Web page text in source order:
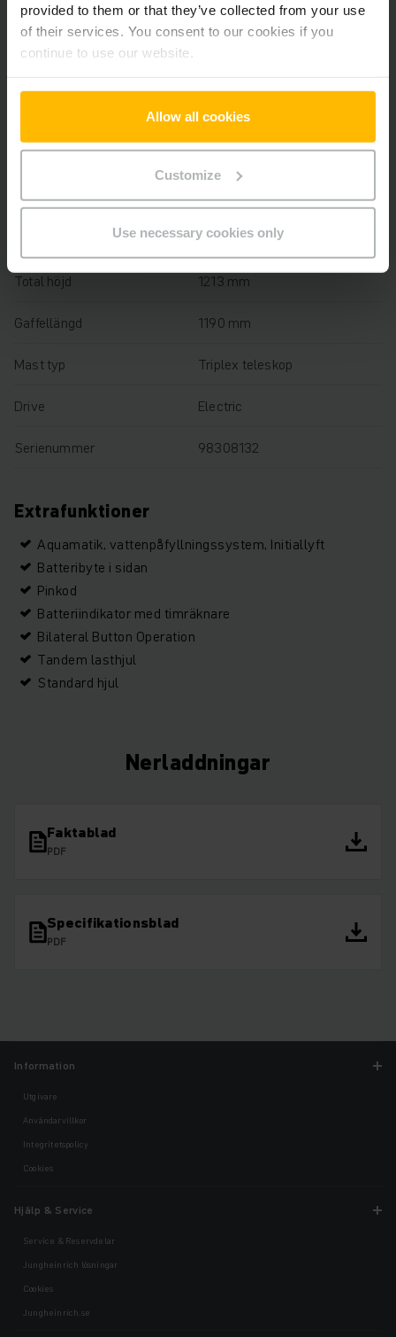
provided to them or that they’ve collected from your use
of their services. You consent to our cookies if you
continue to use our website.
Allow all cookies
Customize
Use necessary cookies only
Laddare Ja, V / A
2021
Lyfthöjd 2050 mm
Lastkapacitet 2200 kg
2321 h
Total höjd 1213 mm
Gaffellängd 1190 mm
Mast typ Triplex teleskop
Drive Electric
Serienummer 98308132
Extrafunktioner
Aquamatik, vattenpåfyllningssystem, Initiallyft
Batteribyte i sidan
Pinkod
Batteriindikator med timräknare
Bilateral Button Operation
Tandem lasthjul
Standard hjul
Nerladdningar
Faktablad
PDF
Specifikationsblad
PDF
Information
Utgivare
Användarvillkor
Integritetspolicy
Cookies
Hjälp & Service
Service & Reservdelar
Jungheinrich lösningar
Cookies
Jungheinrich.se